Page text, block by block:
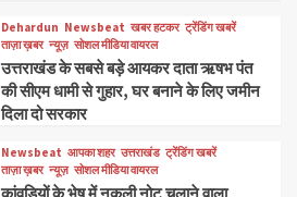
Dehardun Newsbeat खबर हटकर ट्रेंडिंग खबरें
ताज़ा ख़बर न्यूज़ सोशल मीडिया वायरल
उत्तराखंड के सबसे बड़े आयकर दाता ऋषभ पंत
की सीएम धामी से गुहार, घर बनाने के लिए जमीन
दिला दो सरकार
Newsbeat आपका शहर उत्तराखंड ट्रेंडिंग खबरें
ताज़ा ख़बर न्यूज़ सोशल मीडिया वायरल